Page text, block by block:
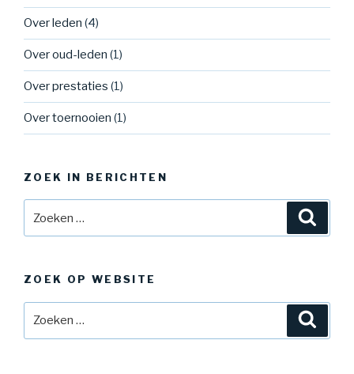
Over leden (4)
Over oud-leden (1)
Over prestaties (1)
Over toernooien (1)
ZOEK IN BERICHTEN
naar:
ZOEK OP WEBSITE